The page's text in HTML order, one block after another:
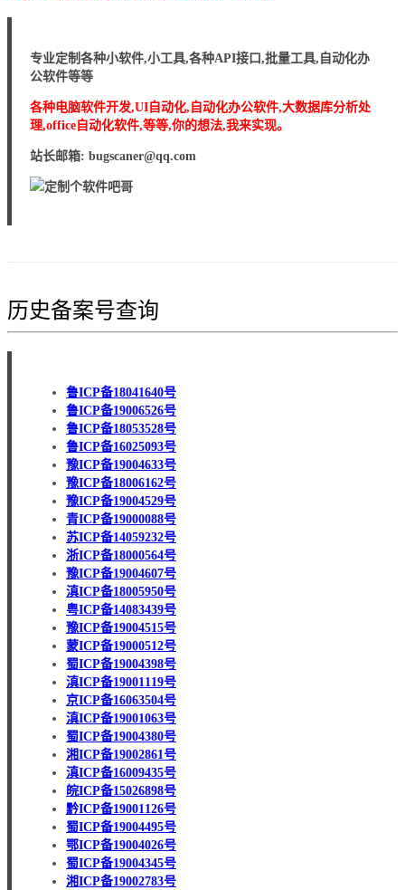
专业定制各种小软件,小工具,各种API接口,批量工具,自动化办
公软件等等
各种电脑软件开发,UI自动化,自动化办公软件,大数据库分析处
理,office自动化软件,等等,你的想法,我来实现。
站长邮箱: bugscaner@qq.com
历史备案号查询
鲁ICP备18041640号
鲁ICP备19006526号
鲁ICP备18053528号
鲁ICP备16025093号
豫ICP备19004633号
豫ICP备18006162号
豫ICP备19004529号
青ICP备19000088号
苏ICP备14059232号
浙ICP备18000564号
豫ICP备19004607号
滇ICP备18005950号
粤ICP备14083439号
豫ICP备19004515号
蒙ICP备19000512号
蜀ICP备19004398号
滇ICP备19001119号
京ICP备16063504号
滇ICP备19001063号
蜀ICP备19004380号
湘ICP备19002861号
滇ICP备16009435号
皖ICP备15026898号
黔ICP备19001126号
蜀ICP备19004495号
鄂ICP备19004026号
蜀ICP备19004345号
湘ICP备19002783号